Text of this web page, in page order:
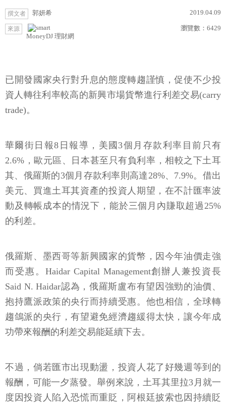
撰文者 郭妍希 2019.04.09
來源
MoneyDJ 理財網
瀏覽數： 6429
已開發國家央行對升息的態度轉趨謹慎，促使不少投
資人轉往利率較高的新興市場貨幣進行利差交易(carry
trade)。
華爾街日報8日報導，美國3個月存款利率目前只有
2.6%，歐元區、日本甚至只有負利率，相較之下土耳
其、俄羅斯的3個月存款利率則高達28%、7.9%。借出
美元、買進土耳其資產的投資人期望，在不計匯率波
動及轉帳成本的情況下，能於三個月內賺取超過25%
的利差。
俄羅斯、墨西哥等新興國家的貨幣，因今年油價走強
而受惠。Haidar Capital Management創辦人兼投資長
Said N. Haidar認為，俄羅斯盧布有望因強勁的油價、
抱持鷹派政策的央行而持續受惠。他也相信，全球轉
趨鴿派的央行，有望避免經濟趨緩得太快，讓今年成
功帶來報酬的利差交易能延續下去。
不過，倘若匯市出現動盪，投資人花了好幾週等到的
報酬，可能一夕蒸發。舉例來說，土耳其里拉3月就一
度因投資人陷入恐慌而重貶，阿根廷披索也因持續貶